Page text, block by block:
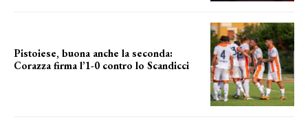
Pistoiese, buona anche la seconda:
Corazza firma l’1-0 contro lo Scandicci